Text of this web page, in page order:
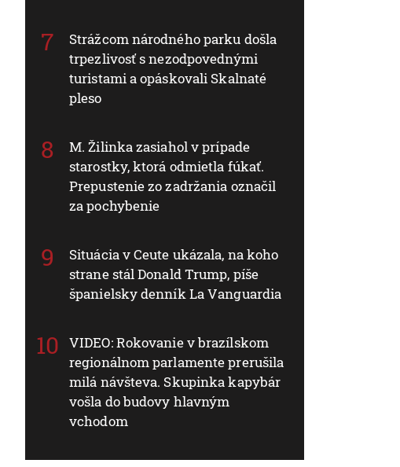
Strážcom národného parku došla
trpezlivosť s nezodpovednými
turistami a opáskovali Skalnaté
pleso
M. Žilinka zasiahol v prípade
starostky, ktorá odmietla fúkať.
Prepustenie zo zadržania označil
za pochybenie
Situácia v Ceute ukázala, na koho
strane stál Donald Trump, píše
španielsky denník La Vanguardia
VIDEO: Rokovanie v brazílskom
regionálnom parlamente prerušila
milá návšteva. Skupinka kapybár
vošla do budovy hlavným
vchodom